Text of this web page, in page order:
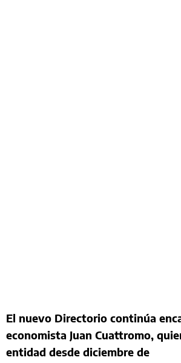
El nuevo Directorio continúa
economista Juan Cuattromo,
entidad desde diciembre de